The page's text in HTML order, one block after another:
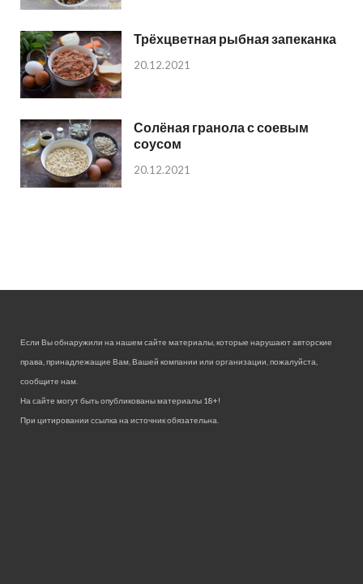
Трёхцветная рыбная запеканка
20.12.2021
Солёная гранола с соевым
соусом
20.12.2021
Если Вы обнаружили на нашем сайте материалы, которые нарушают авторские
права, принадлежащие Вам, Вашей компании или организации, пожалуйста,
сообщите нам.
На сайте могут быть опубликованы материалы 18+!
При цитировании ссылка на источник обязательна.